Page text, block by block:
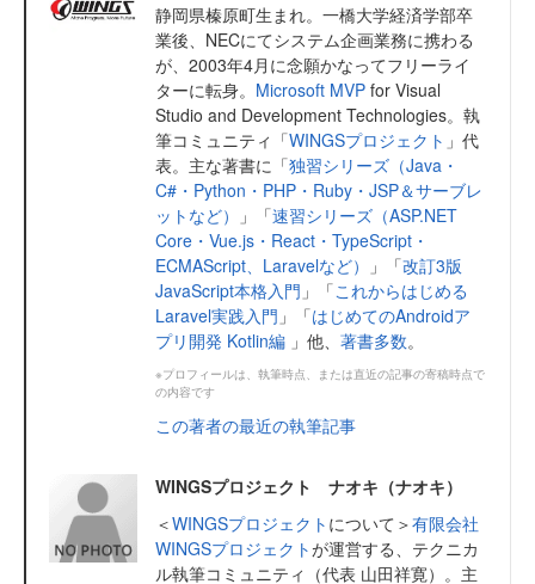
静岡県榛原町生まれ。一橋大学経済学部卒
業後、NECにてシステム企画業務に携わる
が、2003年4月に念願かなってフリーライ
ターに転身。 Microsoft MVP for Visual
Studio and Development Technologies。執
筆コミュニティ「WINGSプロジェクト 」代
表。主な著書に「独習シリーズ（Java・
C#・Python・PHP・Ruby・JSP＆サーブレ
ットなど）
」「速習シリーズ（ASP.NET
Core・Vue.js・React・TypeScript・
ECMAScript、Laravelなど）
」「改訂3版
JavaScript本格入門 」「これからはじめる
Laravel実践入門 」「はじめてのAndroidア
プリ開発 Kotlin編 」他、 著書多数。
※プロフィールは、執筆時点、または直近の記事の寄稿時点で
の内容です
この著者の最近の執筆記事
WINGSプロジェクト ナオキ（ナオキ）
＜WINGSプロジェクト について＞有限会社
WINGSプロジェクトが運営する、テクニカ
ル執筆コミュニティ（代表 山田祥寛）。主